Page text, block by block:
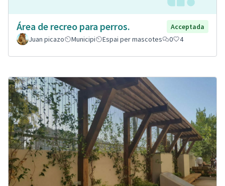
Área de recreo para perros.
Acceptada
Juan picazo
Municipi Espai per mascotes 0 4